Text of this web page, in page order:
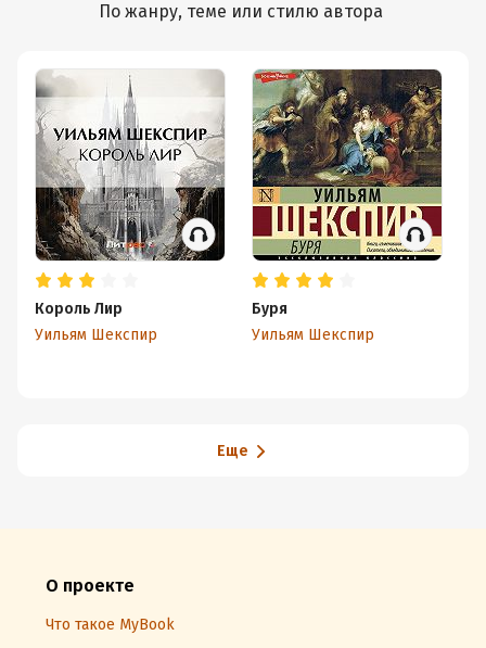
По жанру, теме или стилю автора
Король Лир
Уильям Шекспир
Буря
Уильям Шекспир
Еще
О проекте
Что такое MyBook